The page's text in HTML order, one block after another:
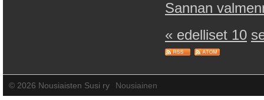
Sannan
« edelliset 10
© 2026 Nousiaisten Susi ry Nousiainen